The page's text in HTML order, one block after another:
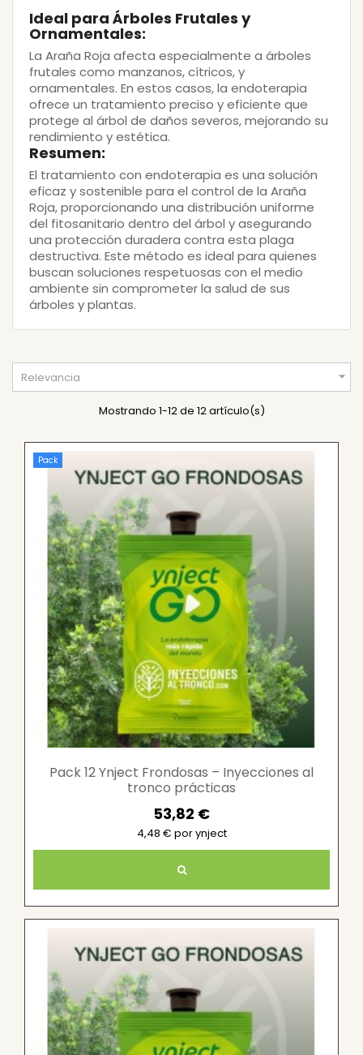
Ideal para Árboles Frutales y
Ornamentales:
La Araña Roja afecta especialmente a árboles
frutales como manzanos, cítricos, y
ornamentales. En estos casos, la endoterapia
ofrece un tratamiento preciso y eficiente que
protege al árbol de daños severos, mejorando su
rendimiento y estética.
Resumen:
El tratamiento con endoterapia es una solución
eficaz y sostenible para el control de la Araña
Roja, proporcionando una distribución uniforme
del fitosanitario dentro del árbol y asegurando
una protección duradera contra esta plaga
destructiva. Este método es ideal para quienes
buscan soluciones respetuosas con el medio
ambiente sin comprometer la salud de sus
árboles y plantas.
Relevancia 
Mostrando 1-12 de 12 artículo(s)
Pack
Pack 12 Ynject Frondosas – Inyecciones al
tronco prácticas
53,82 €
4,48 € por ynject